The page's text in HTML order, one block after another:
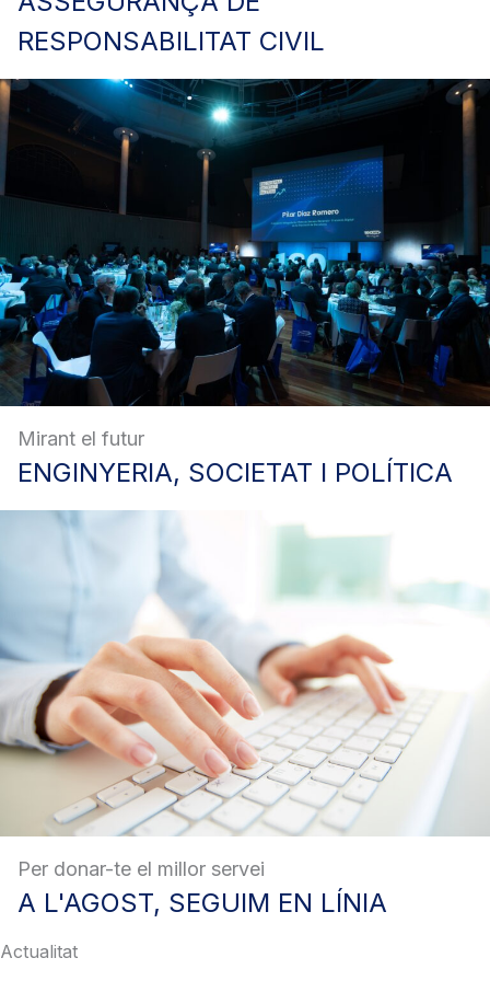
RESPONSABILITAT CIVIL
Mirant el futur
ENGINYERIA, SOCIETAT I POLÍTICA
Per donar-te el millor servei
A L'AGOST, SEGUIM EN LÍNIA
Actualitat